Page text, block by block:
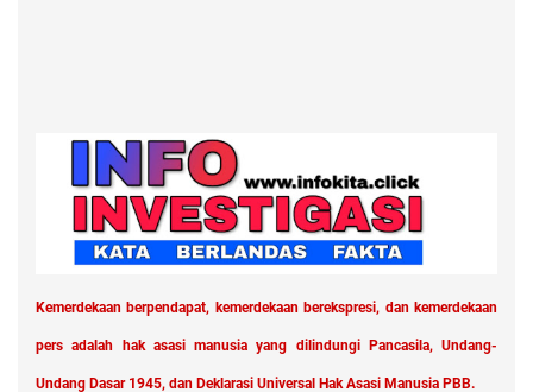
Kemerdekaan berpendapat, kemerdekaan berekspresi, dan kemerdekaan
pers adalah hak asasi manusia yang dilindungi Pancasila, Undang-
Undang Dasar 1945, dan Deklarasi Universal Hak Asasi Manusia PBB.